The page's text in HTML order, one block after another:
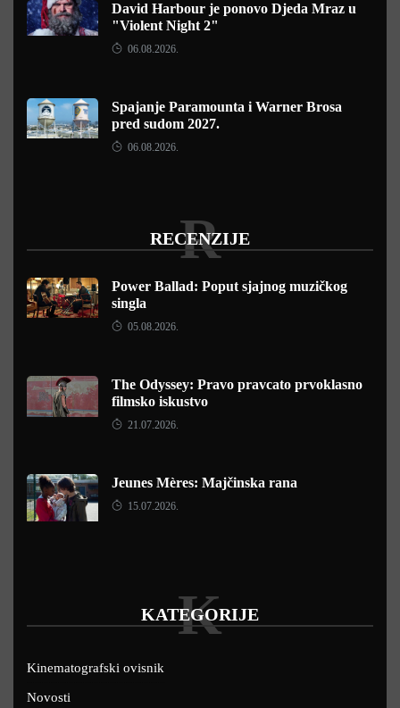
David Harbour je ponovo Djeda Mraz u
"Violent Night 2"
06.08.2026.
Spajanje Paramounta i Warner Brosa
pred sudom 2027.
06.08.2026.
RECENZIJE
R
Power Ballad: Poput sjajnog muzičkog
singla
05.08.2026.
The Odyssey: Pravo pravcato prvoklasno
filmsko iskustvo
21.07.2026.
Jeunes Mères: Majčinska rana
15.07.2026.
KATEGORIJE
K
Kinematografski ovisnik
Novosti